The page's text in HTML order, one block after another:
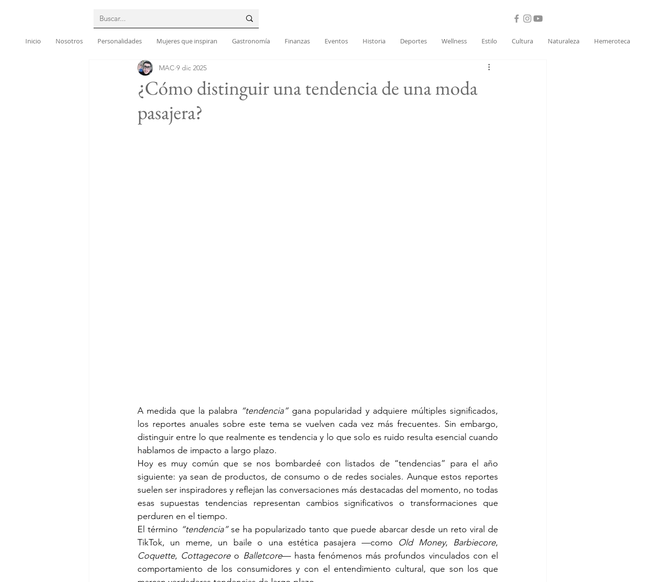
Inicio Nosotros Personalidades Mujeres que inspiran Gastronomía Finanzas Eventos Historia Deportes Wellness Estilo Cultura Naturaleza Hemeroteca
¿Cómo distinguir una tendencia de una moda
pasajera?
MAC 9 dic 2025
A medida que la palabra “tendencia” gana popularidad y adquiere múltiples significados,
los reportes anuales sobre este tema se vuelven cada vez más frecuentes. Sin embargo,
distinguir entre lo que realmente es tendencia y lo que solo es ruido resulta esencial cuando
hablamos de impacto a largo plazo.
Hoy es muy común que se nos bombardeé con listados de “tendencias” para el año
siguiente: ya sean de productos, de consumo o de redes sociales. Aunque estos reportes
suelen ser inspiradores y reflejan las conversaciones más destacadas del momento, no todas
esas supuestas tendencias representan cambios significativos o transformaciones que
perduren en el tiempo.
El término “tendencia” se ha popularizado tanto que puede abarcar desde un reto viral de
TikTok, un meme, un baile o una estética pasajera —como Old Money, Barbiecore
Coquette, Cottagecore o Balletcore— hasta fenómenos más profundos vinculados con el
comportamiento de los consumidores y con el entendimiento cultural, que son los que